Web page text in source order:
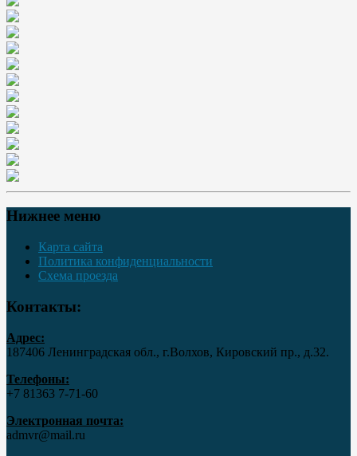
Нижнее меню
Карта сайта
Политика конфиденциальности
Схема проезда
Контакты:
Адрес:
187406 Ленинградская обл., г.Волхов, Кировский пр., д.32.
Телефоны:
+7 81363 7‑71-60
Электронная почта:
admvr@mail.ru